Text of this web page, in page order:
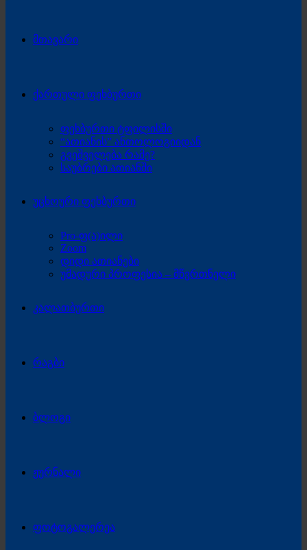
მთავარი
ქართული ფეხბურთი
ფეხბურთი ტფილისში
“ათიანის” ანთოლოგიიდან
გვეშველება რამე?
საუბრები ათიანში
უცხოური ფეხბურთი
Pro-ფ(ა)ილი
Zoom
დიდი ათიანები
უმადური პროფესია – მწვრთნელი
კალათბურთი
რაგბი
ბლოგი
ჟურნალი
ფოტოგალერეა